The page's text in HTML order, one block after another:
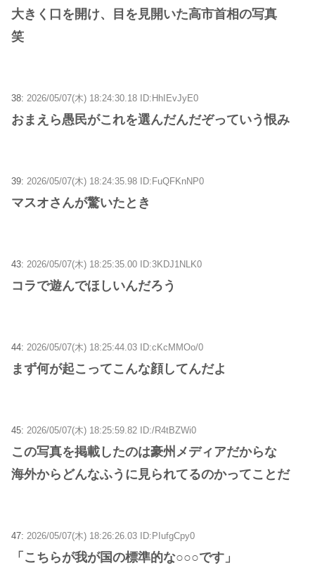
大きく口を開け、目を見開いた高市首相の写真
笑
38: 2026/05/07(木) 18:24:30.18 ID:HhIEvJyE0
おまえら愚民がこれを選んだんだぞっていう恨み
39: 2026/05/07(木) 18:24:35.98 ID:FuQFKnNP0
マスオさんが驚いたとき
43: 2026/05/07(木) 18:25:35.00 ID:3KDJ1NLK0
コラで遊んでほしいんだろう
44: 2026/05/07(木) 18:25:44.03 ID:cKcMMOo/0
まず何が起こってこんな顔してんだよ
45: 2026/05/07(木) 18:25:59.82 ID:/R4tBZWi0
この写真を掲載したのは豪州メディアだからな
海外からどんなふうに見られてるのかってことだ
47: 2026/05/07(木) 18:26:26.03 ID:PIufgCpy0
「こちらが我が国の標準的な○○○です」